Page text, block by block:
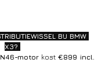
X3?
N46-motor kost €899 incl.